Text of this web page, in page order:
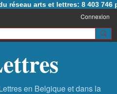
réseau arts et lettres: 8 403 746
Connexion